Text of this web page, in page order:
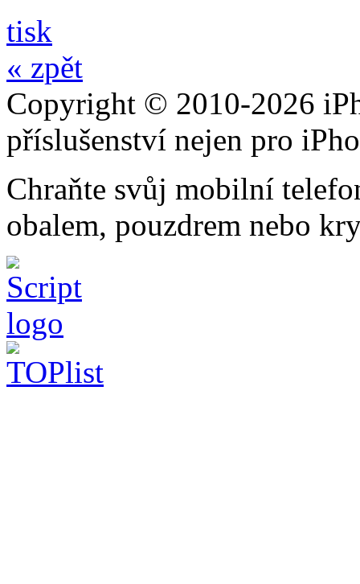
tisk
« zpět
Copyright © 2010-2026
příslušenství nejen pro
Chraňte svůj mobilní
obalem, pouzdrem nebo